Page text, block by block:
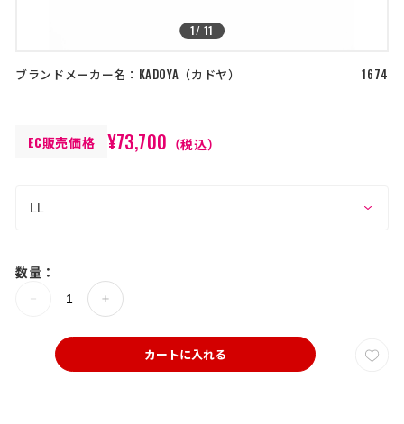
カスタマーハラスメントに対する方
1/ 11
ブランドメーカー名： KADOYA カドヤ 1674
EC販売価格 ¥73,700 （税込）
数量：
カートに入れる